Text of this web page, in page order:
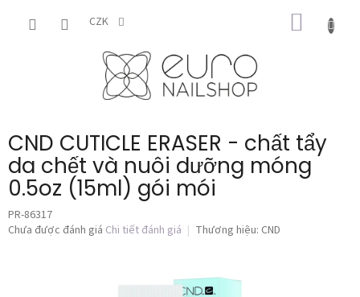
CZK
GIỎ
HÀNG
CND CUTICLE ERASER - chất tẩy
da chết và nuôi dưỡng móng
0.5oz (15ml) gói mói
PR-86317
Đánh
Chưa được đánh giá Chi tiết đánh giá Thương hiệu: CND